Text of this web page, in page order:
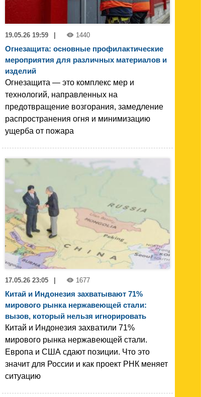
19.05.26 19:59 1440
Огнезащита: основные профилактические
мероприятия для различных материалов и
изделий
Огнезащита — это комплекс мер и
технологий, направленных на
предотвращение возгорания, замедление
распространения огня и минимизацию
ущерба от пожара
17.05.26 23:05 1677
Китай и Индонезия захватывают 71%
мирового рынка нержавеющей стали:
вызов, который нельзя игнорировать
Китай и Индонезия захватили 71%
мирового рынка нержавеющей стали.
Европа и США сдают позиции. Что это
значит для России и как проект РНК меняет
ситуацию